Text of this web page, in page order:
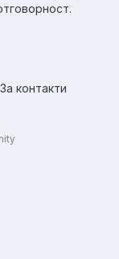
За контакти